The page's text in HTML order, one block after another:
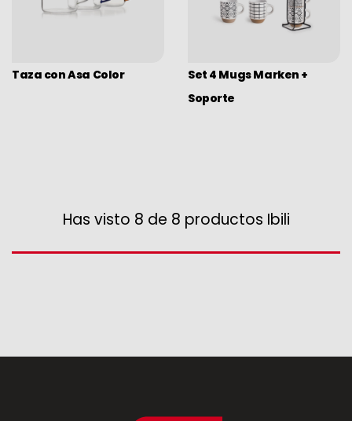
Expositores
Taza con Asa Color
Set 4 Mugs Marken +
Soporte
Has visto 8 de 8 productos Ibili